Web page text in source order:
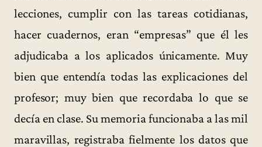
lecciones, cumplir con las tareas cotidianas,
hacer cuadernos, eran “empresas” que él les
adjudicaba a los aplicados únicamente. Muy
bien que entendía todas las explicaciones del
profesor; muy bien que recordaba lo que se
decía en clase. Su memoria funcionaba a las mil
maravillas, registraba fielmente los datos que